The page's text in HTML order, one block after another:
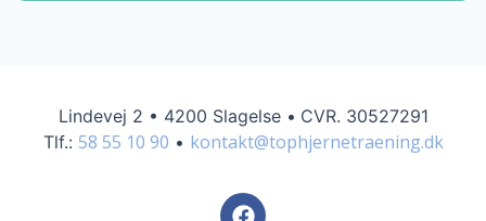
Lindevej 2 • 4200 Slagelse • CVR. 30527291
Tlf.: 58 55 10 90 • kontakt@tophjernetraening.dk